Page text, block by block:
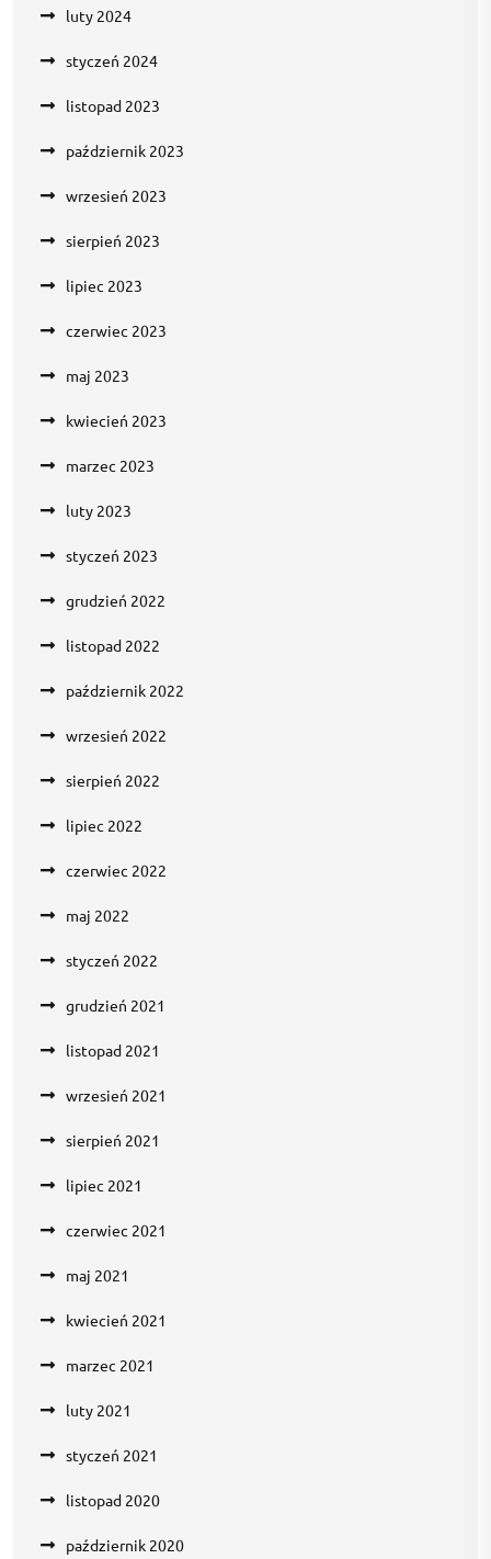
luty 2024
styczeń 2024
listopad 2023
październik 2023
wrzesień 2023
sierpień 2023
lipiec 2023
czerwiec 2023
maj 2023
kwiecień 2023
marzec 2023
luty 2023
styczeń 2023
grudzień 2022
listopad 2022
październik 2022
wrzesień 2022
sierpień 2022
lipiec 2022
czerwiec 2022
maj 2022
styczeń 2022
grudzień 2021
listopad 2021
wrzesień 2021
sierpień 2021
lipiec 2021
czerwiec 2021
maj 2021
kwiecień 2021
marzec 2021
luty 2021
styczeń 2021
listopad 2020
październik 2020